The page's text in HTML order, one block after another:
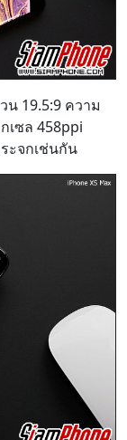
น 19.5:9 ความ
เซล 458ppi
ะจกเช่นกัน